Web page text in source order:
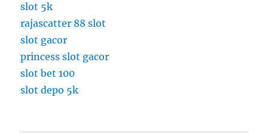
s
m
u
slot 5k
rajascatter 88 slot
slot gacor
princess slot gacor
slot bet 100
slot depo 5k